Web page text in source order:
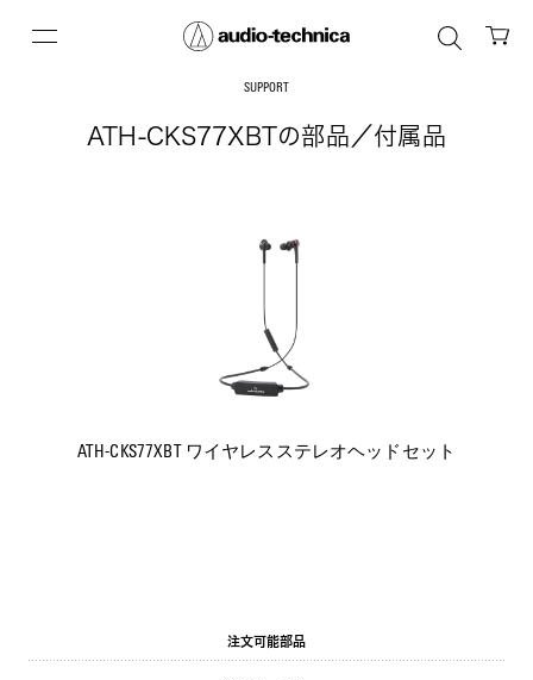
SUPPORT
ATH-CKS77XBTの部品／付属品
ATH-CKS77XBT ワイヤレスステレオヘッドセット
注文可能部品